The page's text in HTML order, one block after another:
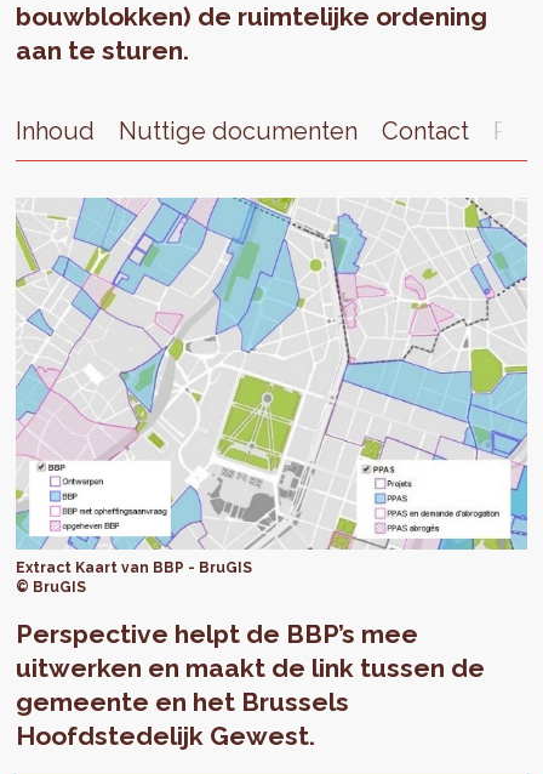
bouwblokken) de ruimtelijke ordening
aan te sturen.
Inhoud Nuttige documenten Contact
Extract Kaart van BBP - BruGIS
© BruGIS
Perspective helpt de BBP’s mee
uitwerken en maakt de link tussen de
gemeente en het Brussels
Hoofdstedelijk Gewest.